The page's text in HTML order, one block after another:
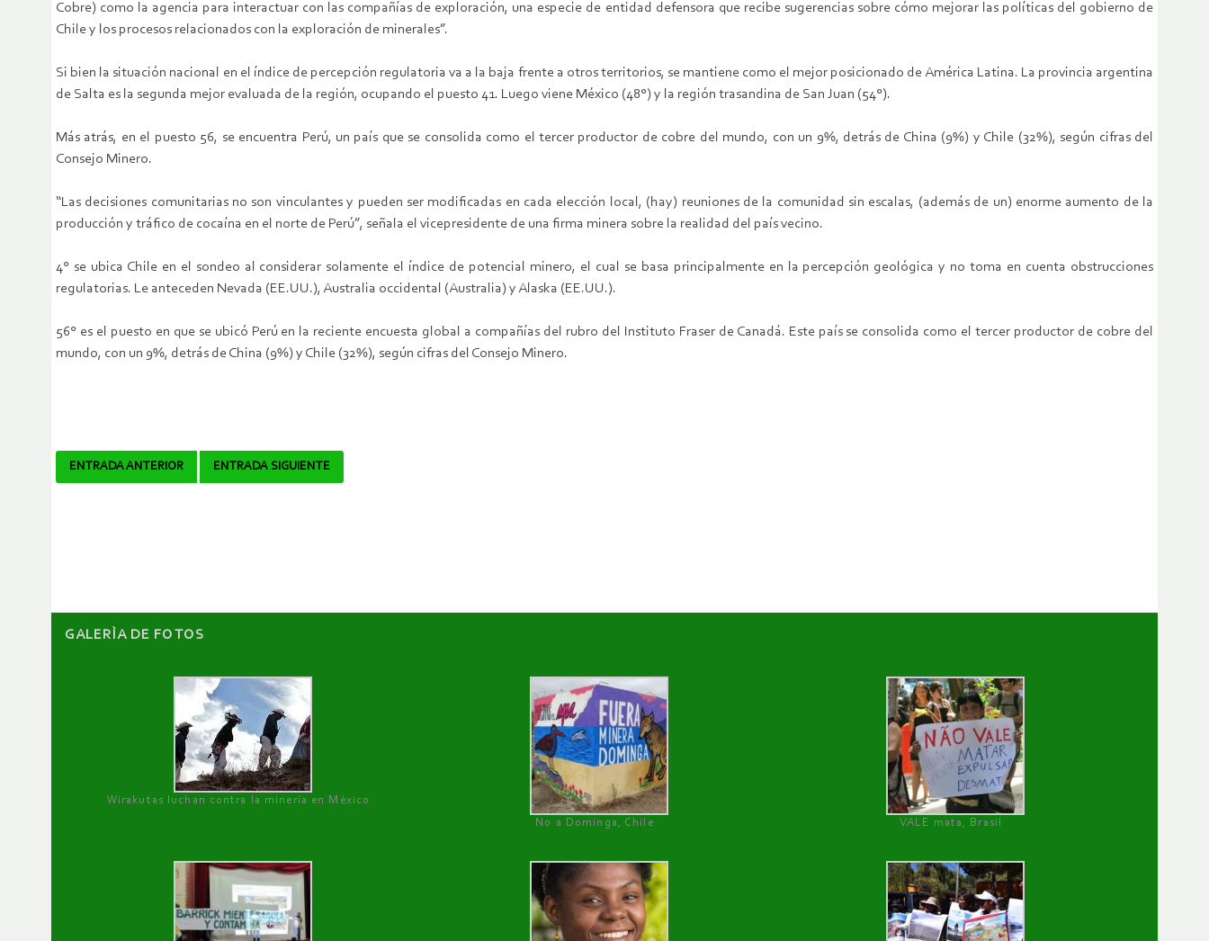
Cobre) como la agencia para interactuar con las compañías de exploración, una especie de entidad defensora que recibe sugerencias sobre cómo mejorar las políticas del gobierno de
Chile y los procesos relacionados con la exploración de minerales”.
Si bien la situación nacional en el índice de percepción regulatoria va a la baja frente a otros territorios, se mantiene como el mejor posicionado de América Latina. La provincia argentina
de Salta es la segunda mejor evaluada de la región, ocupando el puesto 41. Luego viene México (48°) y la región trasandina de San Juan (54°).
Más atrás, en el puesto 56, se encuentra Perú, un país que se consolida como el tercer productor de cobre del mundo, con un 9%, detrás de China (9%) y Chile (32%), según cifras del
Consejo Minero.
“Las decisiones comunitarias no son vinculantes y pueden ser modificadas en cada elección local, (hay) reuniones de la comunidad sin escalas, (además de un) enorme aumento de la
producción y tráfico de cocaína en el norte de Perú”, señala el vicepresidente de una firma minera sobre la realidad del país vecino.
4° se ubica Chile en el sondeo al considerar solamente el índice de potencial minero, el cual se basa principalmente en la percepción geológica y no toma en cuenta obstrucciones
regulatorias. Le anteceden Nevada (EE.UU.), Australia occidental (Australia) y Alaska (EE.UU.).
56° es el puesto en que se ubicó Perú en la reciente encuesta global a compañías del rubro del Instituto Fraser de Canadá. Este país se consolida como el tercer productor de cobre del
mundo, con un 9%, detrás de China (9%) y Chile (32%), según cifras del Consejo Minero.
Navegador
ENTRADA ANTERIOR ENTRADA SIGUIENTE
GALERÌA DE FOTOS
Wirakutas luchan contra la minería en México
No a Dominga, Chile
VALE mata, Brasil